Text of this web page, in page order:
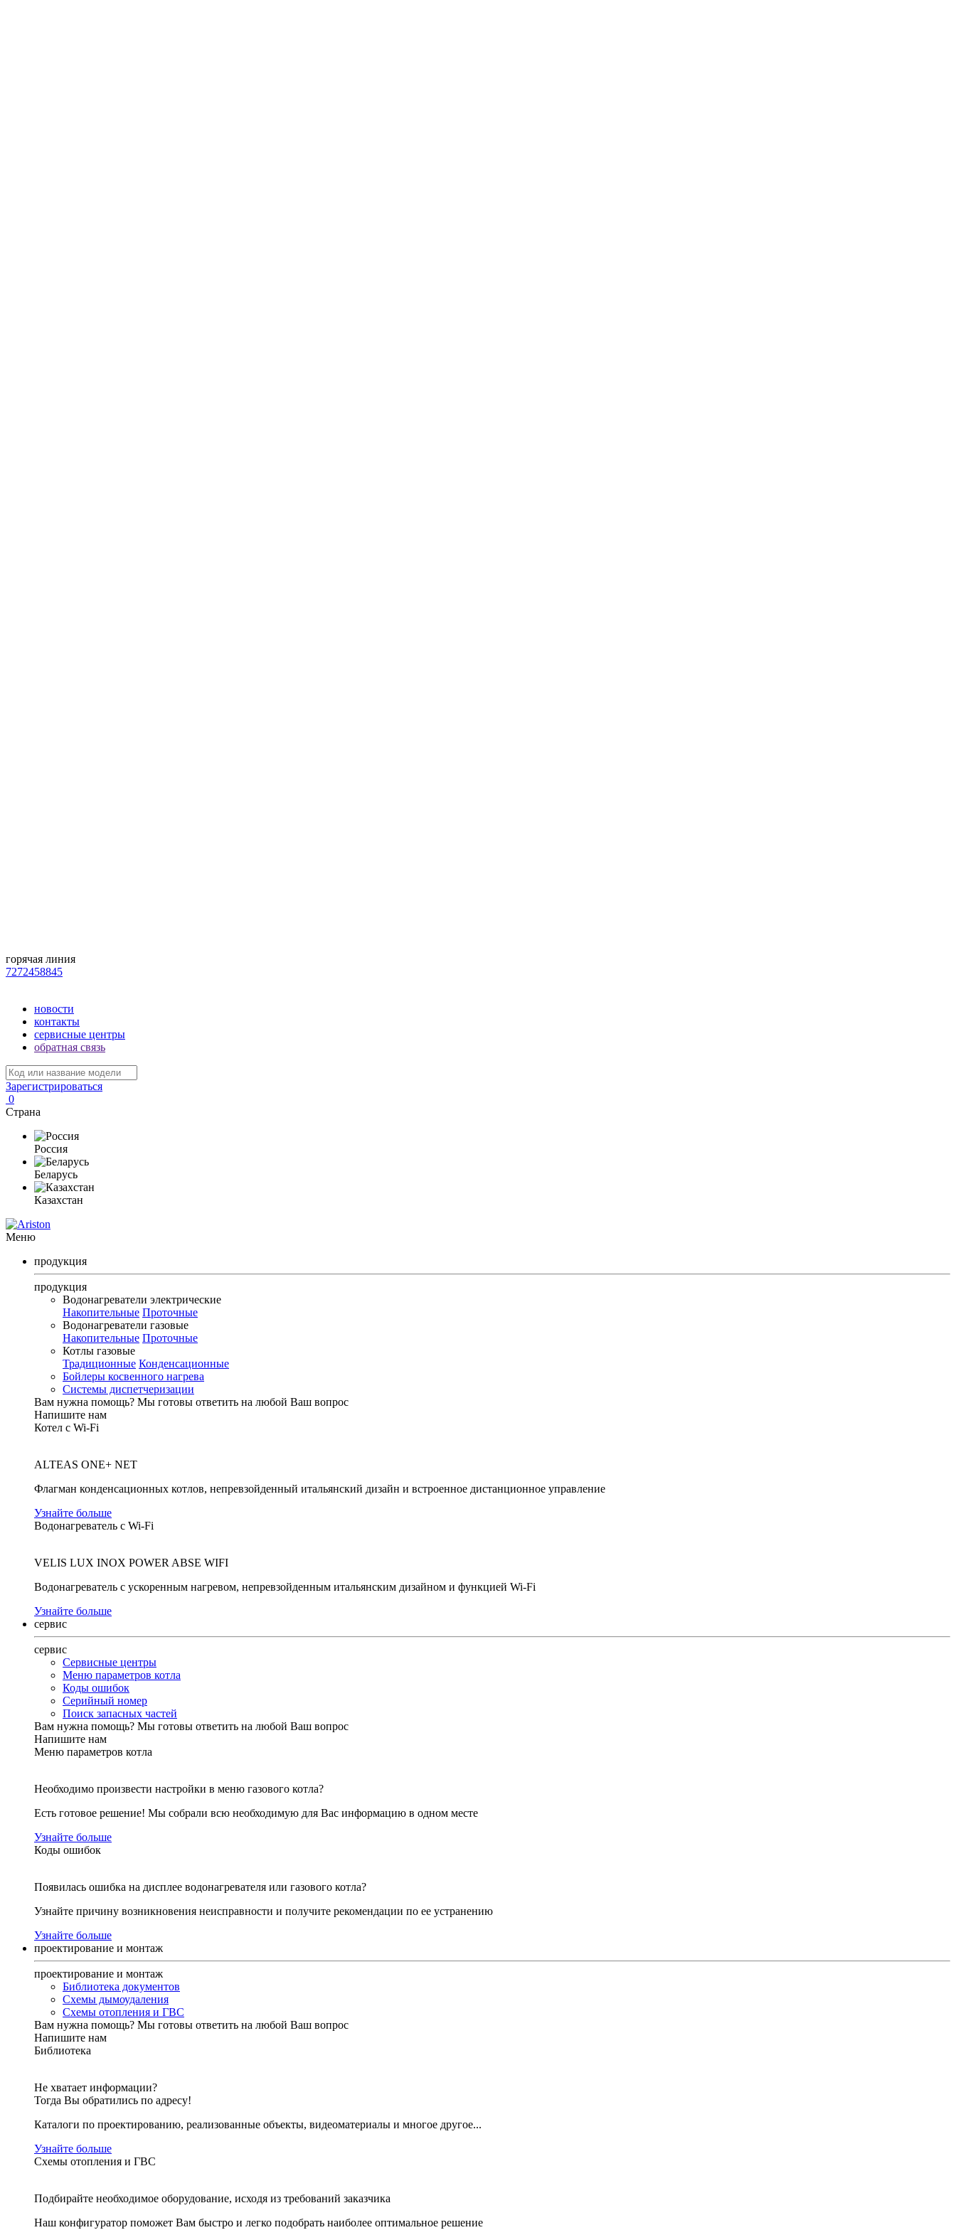
горячая линия
7272458845
новости
контакты
сервисные центры
обратная связь
Зарегистрироваться
0
Страна
Россия
Беларусь
Казахстан
Меню
продукция
продукция
Водонагреватели электрические
Накопительные Проточные
Водонагреватели газовые
Накопительные Проточные
Котлы газовые
Традиционные Конденсационные
Бойлеры косвенного нагрева
Системы диспетчеризации
Вам нужна помощь? Мы готовы ответить на любой Ваш вопрос
Напишите нам
Котел с Wi-Fi
ALTEAS ONE+ NET
Флагман конденсационных котлов, непревзойденный итальянский дизайн и встроенное дистанционное управление
Узнайте больше
Водонагреватель с Wi-Fi
VELIS LUX INOX POWER ABSE WIFI
Водонагреватель с ускоренным нагревом, непревзойденным итальянским дизайном и функцией Wi-Fi
Узнайте больше
сервис
сервис
Сервисные центры
Меню параметров котла
Коды ошибок
Серийный номер
Поиск запасных частей
Вам нужна помощь? Мы готовы ответить на любой Ваш вопрос
Напишите нам
Меню параметров котла
Необходимо произвести настройки в меню газового котла?
Есть готовое решение! Мы собрали всю необходимую для Вас информацию в одном месте
Узнайте больше
Коды ошибок
Появилась ошибка на дисплее водонагревателя или газового котла?
Узнайте причину возникновения неисправности и получите рекомендации по ее устранению
Узнайте больше
проектирование и монтаж
проектирование и монтаж
Библиотека документов
Схемы дымоудаления
Схемы отопления и ГВС
Вам нужна помощь? Мы готовы ответить на любой Ваш вопрос
Напишите нам
Библиотека
Не хватает информации?
Тогда Вы обратились по адресу!
Каталоги по проектированию, реализованные объекты, видеоматериалы и многое другое...
Узнайте больше
Схемы отопления и ГВС
Подбирайте необходимое оборудование, исходя из требований заказчика
Наш конфигуратор поможет Вам быстро и легко подобрать наиболее оптимальное решение